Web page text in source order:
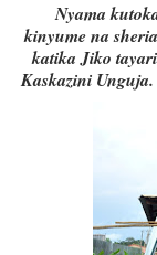
Nyama
kinyume na
katika Jiko
Kaskazini